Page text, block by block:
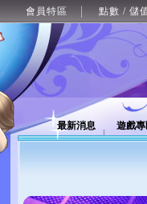
會員特區 點數 / 儲
最新消息 遊戲